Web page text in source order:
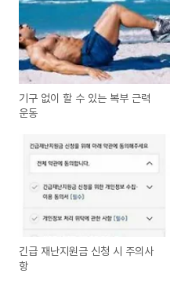
기구 없이 할 수 있는 복부 근력
운동
긴급 재난지원금 신청 시 주의사
항